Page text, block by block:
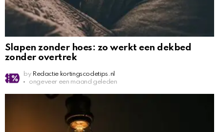
Slapen zonder hoes: zo werkt een dekbed
zonder overtrek
by Redactie kortingscodetips.nl
ongeveer een maand geleden